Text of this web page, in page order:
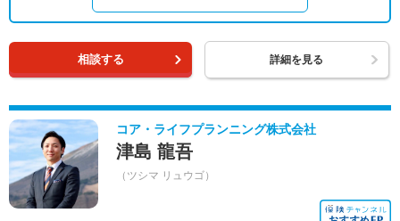
相談する 詳細を見る
コア・ライフプランニング株式会社
津島 龍吾
（ツシマ リュウゴ）